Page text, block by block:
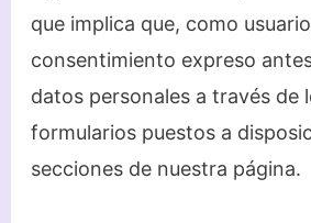
que implica que, como
consentimiento expreso
datos personales a través de
formularios puestos a
secciones de nuestra página.